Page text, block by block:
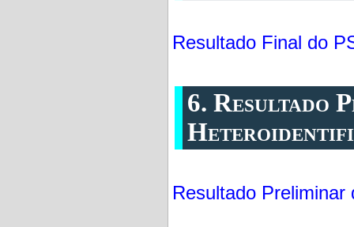
Resultado Final do
6. Resultado
Resultado